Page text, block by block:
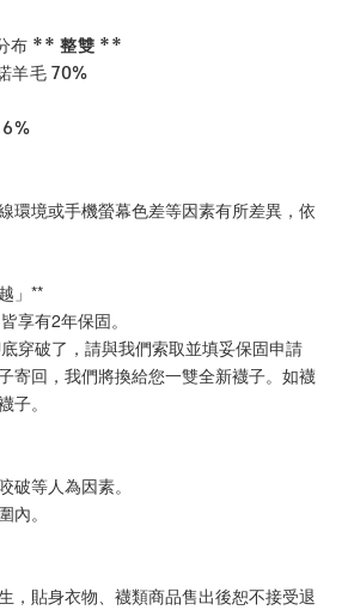
布 **整雙 **
羊毛 70%
環境或手機螢幕色差等因素有所差異，依
」**
享有2年保固。
穿破了，請與我們索取並填妥保固申請
寄回，我們將換給您一雙全新襪子。如襪
子。
破等人為因素。
內。
，貼身衣物、襪類商品售出後恕不接受退